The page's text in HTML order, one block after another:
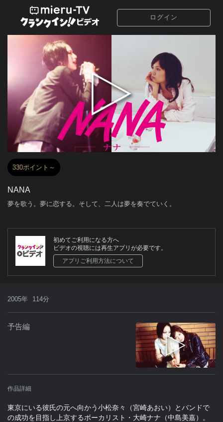
ログイン
330ポイント～
NANA
夢を歌う。夢に恋する。そして、二人は夢を奏でていく。
初めてご利用になる方へ
ビデオの視聴には再生アプリが必要です。
アプリご利用方法について
2005年 114分
予告編
作品詳細
東京にいる彼氏の元へ向かう小松奈々（宮崎あおい）とバンドで
の成功を目指し上京するボーカリスト・大崎ナナ（中島美嘉）。